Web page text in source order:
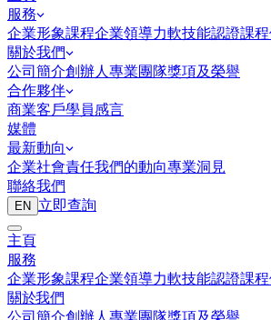
服務
企業形象課程企業領導力軟技能認證課程
關於我們
公司簡介創辦人 專業團隊獎項及榮譽
合作夥伴
商業客戶學員感言
媒體
最新動向
企業社會責任我們的動向專業洞見
聯絡我們
EN 立即查詢
主頁
服務
企業形象課程企業領導力軟技能認證課程
關於我們
公司簡介創辦人 專業團隊獎項及榮譽